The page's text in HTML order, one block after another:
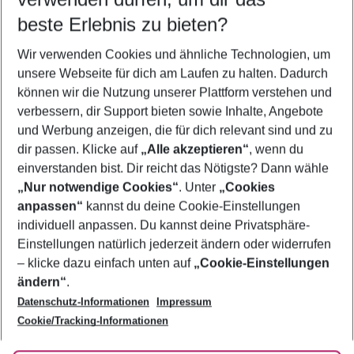
5-8 Nächte
2 Erwachsene Keine Kinder
Mehr Filter anzeigen
Footer
Footer navigation
Über uns
AGB
Bestpreisgarantie
Cookie-Einstellungen ändern
Cookie-Richtlinie
Agenturbetreuung
Barrierefreies Reisen
Folge uns
beste Erlebnis zu bieten?
Wir verwenden Cookies und ähnliche Technologien, um
unsere Webseite für dich am Laufen zu halten. Dadurch
können wir die Nutzung unserer Plattform verstehen und
verbessern, dir Support bieten sowie Inhalte, Angebote
und Werbung anzeigen, die für dich relevant sind und zu
dir passen. Klicke auf „Alle akzeptieren“, wenn du
einverstanden bist. Dir reicht das Nötigste? Dann wähle
„Nur notwendige Cookies“. Unter „Cookies
anpassen“ kannst du deine Cookie-Einstellungen
individuell anpassen. Du kannst deine Privatsphäre-
Einstellungen natürlich jederzeit ändern oder widerrufen
– klicke dazu einfach unten auf „Cookie-Einstellungen
ändern“.
Datenschutz-Informationen
Impressum
Cookie/Tracking-Informationen